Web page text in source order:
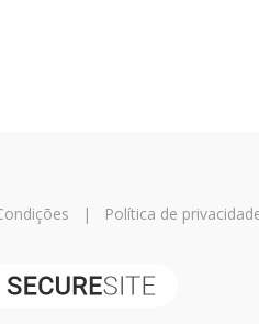
| Política de